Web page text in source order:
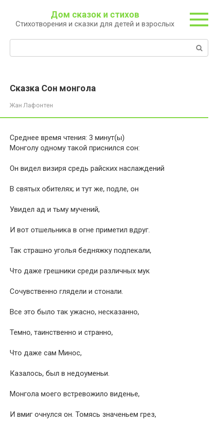
контенту
Дом сказок и стихов
Стихотворения и сказки для детей и взрослых
Сказка Сон монгола
Жан Лафонтен
Среднее время чтения: 3 минут(ы)
Монголу одному такой приснился сон:
Он видел визиря средь райских наслаждений
В святых обителях; и тут же, подле, он
Увидел ад и тьму мучений,
И вот отшельника в огне приметил вдруг.
Так страшно уголья бедняжку подпекали,
Что даже грешники среди различных мук
Сочувственно глядели и стонали.
Все это было так ужасно, несказанно,
Темно, таинственно и странно,
Что даже сам Минос,
Казалось, был в недоуменьи.
Монгола моего встревожило виденье,
И вмиг очнулся он. Томясь значеньем грез,